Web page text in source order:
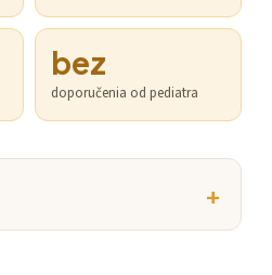
bez
doporučenia od pediatra